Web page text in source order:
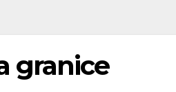
granice